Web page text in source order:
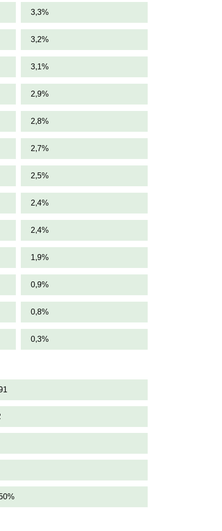
3,3%
3,2%
3,1%
2,9%
2,8%
2,7%
2,5%
2,4%
2,4%
1,9%
0,9%
0,8%
0,3%